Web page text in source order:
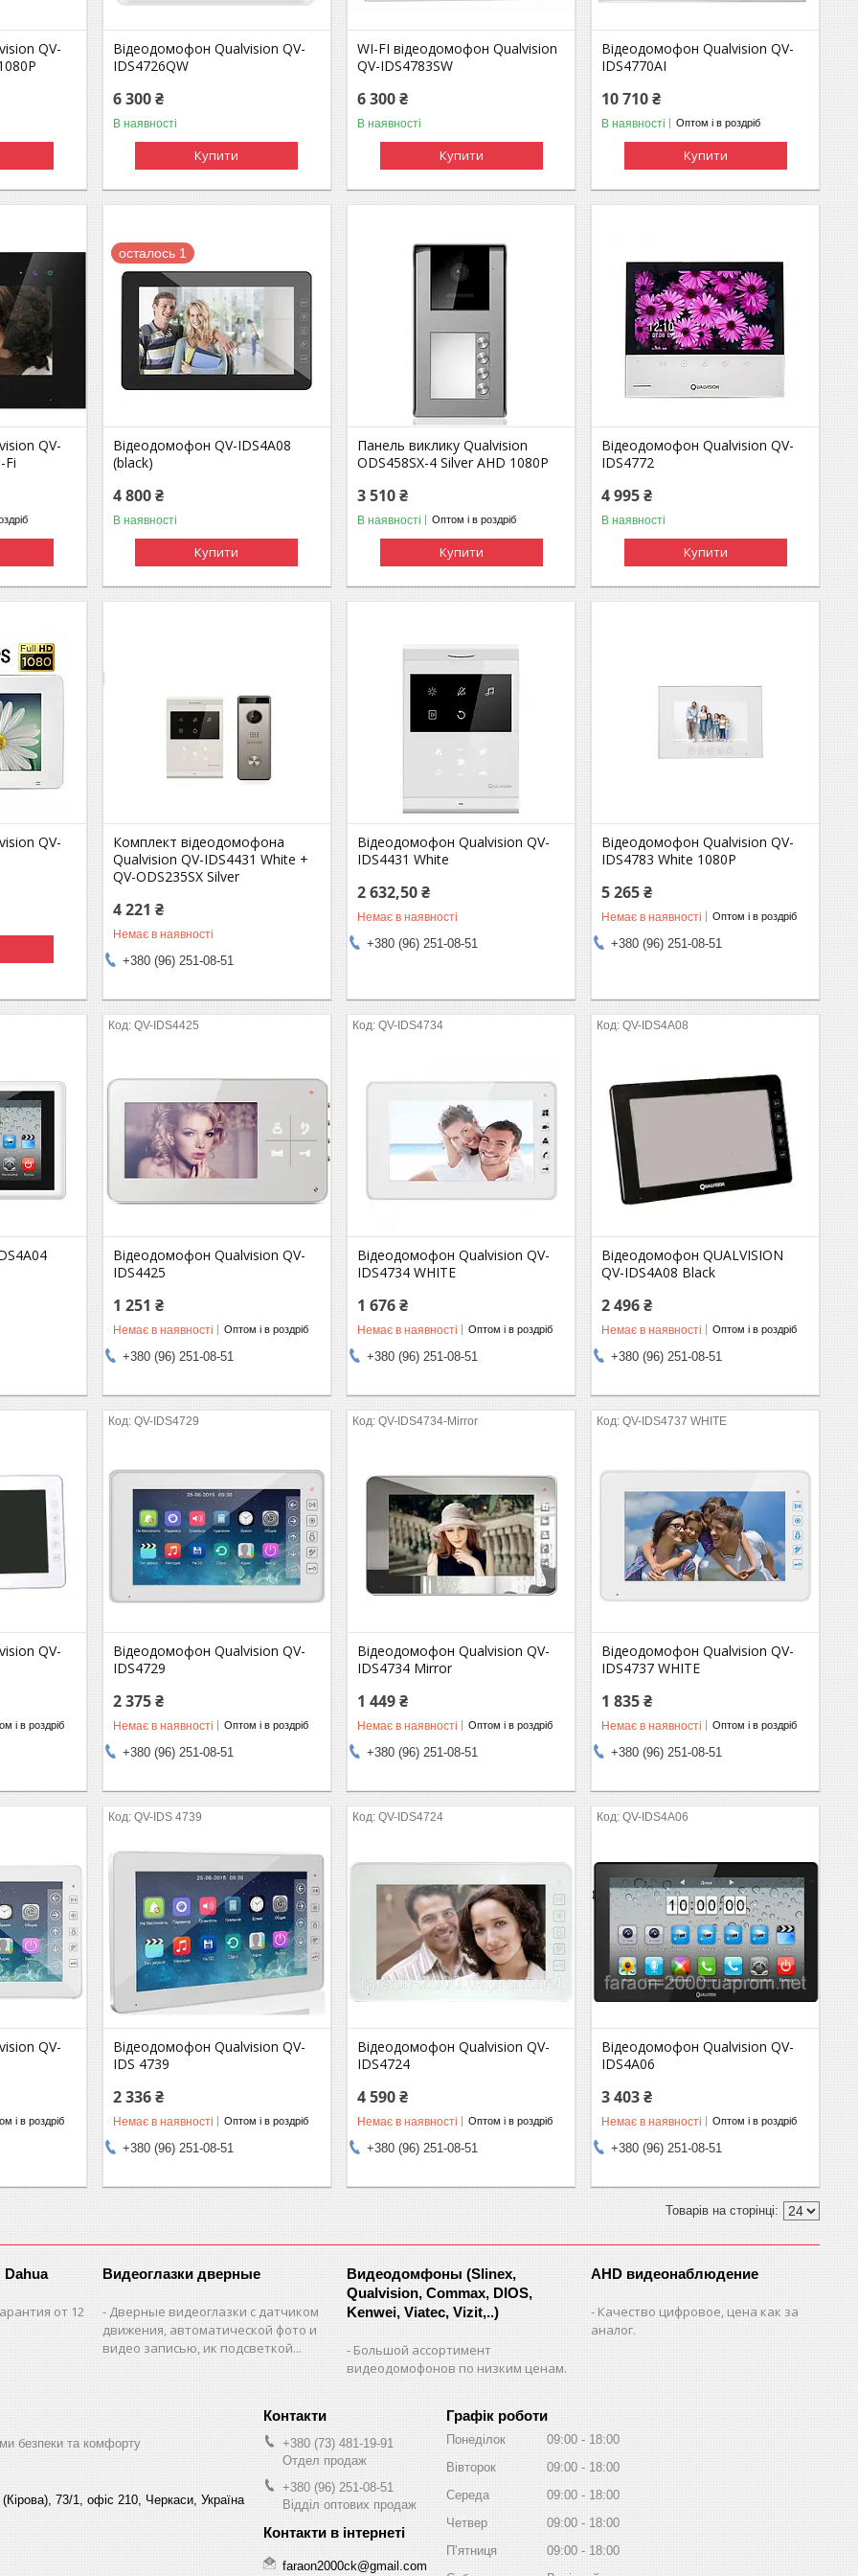
QV-
Відеодомофон Qualvision QV-
IDS4726QW
6 300 ₴
В наявності
Купити
WI-FI відеодомофон Qualvision
QV-IDS4783SW
6 300 ₴
В наявності
Купити
Відеодомофон Qualvision QV-
IDS4770AI
10 710 ₴
В наявності Оптом і в роздріб
Купити
QV-
Fi
осталось 1
Відеодомофон QV-IDS4A08
(black)
4 800 ₴
В наявності
Купити
Панель виклику Qualvision
ODS458SX-4 Silver AHD 1080P
3 510 ₴
В наявності Оптом і в роздріб
Купити
Відеодомофон Qualvision QV-
IDS4772
4 995 ₴
В наявності
Купити
QV-
Комплект відеодомофона
Qualvision QV-IDS4431 White +
QV-ODS235SX Silver
4 221 ₴
Немає в наявності
+380 (96) 251-08-51
Відеодомофон Qualvision QV-
IDS4431 White
2 632,50 ₴
Немає в наявності
+380 (96) 251-08-51
Відеодомофон Qualvision QV-
IDS4783 White 1080P
5 265 ₴
Немає в наявності Оптом і в роздріб
+380 (96) 251-08-51
QV-IDS4425
Відеодомофон Qualvision QV-
IDS4425
1 251 ₴
Немає в наявності Оптом і в роздріб
+380 (96) 251-08-51
QV-IDS4734
Відеодомофон Qualvision QV-
IDS4734 WHITE
1 676 ₴
Немає в наявності Оптом і в роздріб
+380 (96) 251-08-51
QV-IDS4A08
Відеодомофон QUALVISION
QV-IDS4A08 Black
2 496 ₴
Немає в наявності Оптом і в роздріб
+380 (96) 251-08-51
QV-
і в роздріб
QV-IDS4729
Відеодомофон Qualvision QV-
IDS4729
2 375 ₴
Немає в наявності Оптом і в роздріб
+380 (96) 251-08-51
QV-IDS4734-Mirror
Відеодомофон Qualvision QV-
IDS4734 Mirror
1 449 ₴
Немає в наявності Оптом і в роздріб
+380 (96) 251-08-51
QV-IDS4737 WHITE
Відеодомофон Qualvision QV-
IDS4737 WHITE
1 835 ₴
Немає в наявності Оптом і в роздріб
+380 (96) 251-08-51
QV-
і в роздріб
QV-IDS 4739
Відеодомофон Qualvision QV-
IDS 4739
2 336 ₴
Немає в наявності Оптом і в роздріб
+380 (96) 251-08-51
QV-IDS4724
Відеодомофон Qualvision QV-
IDS4724
4 590 ₴
Немає в наявності Оптом і в роздріб
+380 (96) 251-08-51
QV-IDS4A06
Відеодомофон Qualvision QV-
IDS4A06
3 403 ₴
Немає в наявності Оптом і в роздріб
+380 (96) 251-08-51
Dahua
от 12
Видеоглазки дверные
Дверные видеоглазки с датчиком
движения, автоматической фото и
видео записью, ик подсветкой...
Видеодомфоны (Slinex,
Qualvision, Commax, DIOS,
Kenwei, Viatec, Vizit,..)
Большой ассортимент
видеодомофонов по низким ценам.
AHD видеонаблюдение
Качество цифровое, цена как за
аналог.
безпеки та комфорту
73/1, офіс 210, Черкаси, Україна
+380 (73) 481-19-91
Отдел продаж
+380 (96) 251-08-51
Відділ оптових продаж
faraon2000ck@gmail.com
Графік роботи
Понеділок 09:00
18:00
Вівторок
09:00
18:00
Середа
09:00
18:00
Четвер
09:00
18:00
Пʼятниця
09:00
18:00